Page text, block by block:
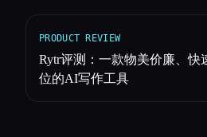
PRODUCT REVIEW
Rytr评测：一款物美价廉、快
位的AI写作工具